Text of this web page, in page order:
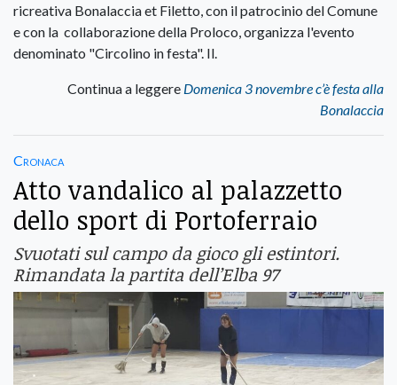
ricreativa Bonalaccia et Filetto, con il patrocinio del Comune
e con la collaborazione della Proloco, organizza l'evento
denominato "Circolino in festa". Il.
Continua a leggere Domenica 3 novembre c’è festa alla
Bonalaccia
Cronaca
Atto vandalico al palazzetto
dello sport di Portoferraio
Svuotati sul campo da gioco gli estintori.
Rimandata la partita dell’Elba 97